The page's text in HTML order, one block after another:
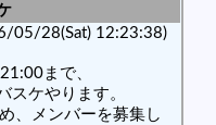
05/28(Sat) 12:23:38)
まで、
スケやります。
、メンバーを募集し